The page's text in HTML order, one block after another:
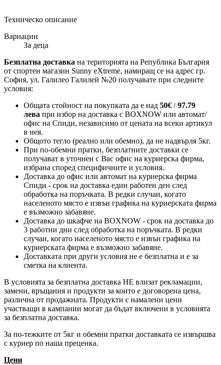
Техническо описание
Вариации
За деца
Безплатна доставка на територията на Република България
от спортен магазин Sunny eXtreme, намиращ се на адрес гр.
София, ул. Галилео Галилей №20 получавате при следните
условия:
Общата стойност на покупката да е над 50€ / 97.79
лева при избор на доставка с BOXNOW или автомат/
офис на Спиди, независимо от цената на всеки артикул
в нея.
Общото тегло (реално или обемно), да не надвърля 5кг.
При по-обемни пратки, безплатните доставки се
получават в уточнен с Вас офис на куриерска фирма,
избрана според специфичните и условия.
Доставка до офис или автомат на куриерска фирма
Спиди - срок на доставка един работен ден след
обработка на поръчката. В редки случаи, когато
населеното място е извън графика на куриерската фирма
е възможно забавяне.
Доставка до шкафче на BOXNOW - срок на доставка до
3 работни дни след обработка на поръчката. В редки
случаи, когато населеното място е извън графика на
куриерската фирма е възможно забавяне.
Доставката при други условия не е безплатна и е за
сметка на клиента.
В условията за безплатна доставка НЕ влизат рекламации,
замени, връщания и продукти за които е договорена цена,
различна от продажната. Продукти с намалени цени
участващи в кампании могат да бъдат включени в условията
за безплатна доставка.
За по-тежките от 5кг и обемни пратки доставката се извършва
с куриер по наша преценка.
Цени